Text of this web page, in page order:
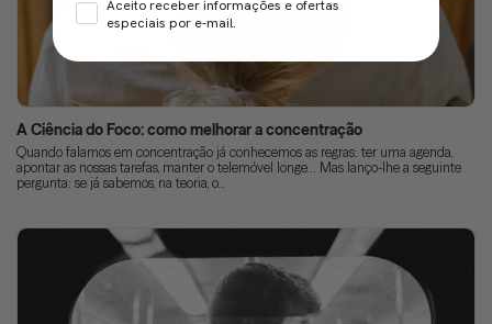
A Ciência do Foco: como melhorar a concentração
Quando falamos em concentração já conhecemos as regras: ter uma agenda,
apontar as nossas tarefas, manter o telemóvel longe… Mas lanço-lhe a seguinte
pergunta: se já sabemos, na teoria, o...
Aceito receber informações e ofertas
especiais por e-mail.